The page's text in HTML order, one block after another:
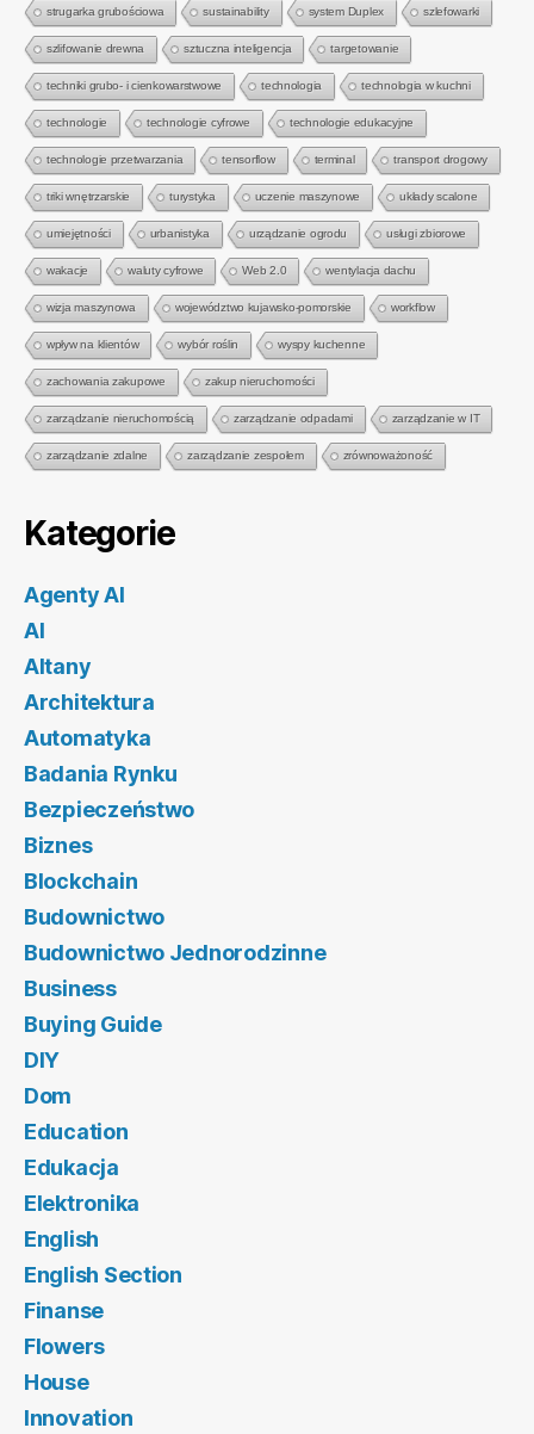
strugarka grubościowa sustainability system Duplex szlefowarki
szlifowanie drewna sztuczna inteligencja targetowanie
techniki grubo- i cienkowarstwowe technologia technologia w kuchni
technologie technologie cyfrowe technologie edukacyjne
technologie przetwarzania tensorflow terminal transport drogowy
triki wnętrzarskie turystyka uczenie maszynowe układy scalone
umiejętności urbanistyka urządzanie ogrodu usługi zbiorowe
wakacje waluty cyfrowe Web 2.0 wentylacja dachu
wizja maszynowa województwo kujawsko-pomorskie workflow
wpływ na klientów wybór roślin wyspy kuchenne
zachowania zakupowe zakup nieruchomości
zarządzanie nieruchomością zarządzanie odpadami zarządzanie w IT
zarządzanie zdalne zarządzanie zespołem zrównoważoność
Kategorie
Agenty AI
AI
Altany
Architektura
Automatyka
Badania Rynku
Bezpieczeństwo
Biznes
Blockchain
Budownictwo
Budownictwo Jednorodzinne
Business
Buying Guide
DIY
Dom
Education
Edukacja
Elektronika
English
English Section
Finanse
Flowers
House
Innovation